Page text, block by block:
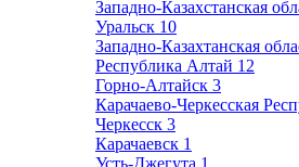
Западно-Казахстанская
Уральск 10
Западно-Казахтанская
Республика Алтай 12
Горно-Алтайск 3
Карачаево-Черкесская
Черкесск 3
Карачаевск 1
Усть-Джегута 1